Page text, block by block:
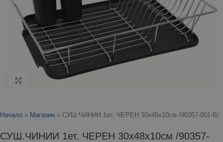
Click to enlarge
Начало » Магазин » СУШ.ЧИНИИ 1ет. ЧЕРЕН 30x48x10см /90357-001-В/
СУШ.ЧИНИИ 1ет. ЧЕРЕН 30x48x10см /90357-